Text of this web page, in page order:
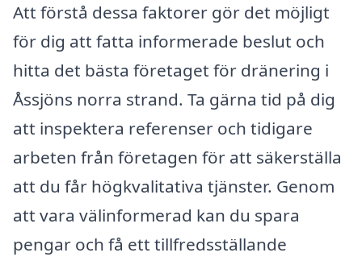
Att förstå dessa faktorer gör det möjligt
för dig att fatta informerade beslut och
hitta det bästa företaget för dränering i
Åssjöns norra strand. Ta gärna tid på dig
att inspektera referenser och tidigare
arbeten från företagen för att säkerställa
att du får högkvalitativa tjänster. Genom
att vara välinformerad kan du spara
pengar och få ett tillfredsställande